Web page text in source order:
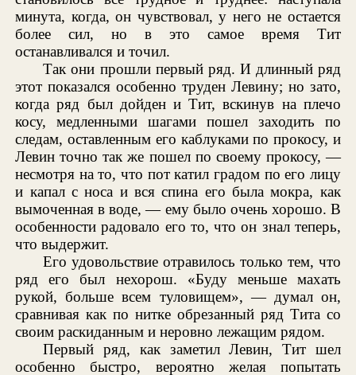
минута, когда, он чувствовал, у него не остается
более сил, но в это самое время Тит
останавливался и точил.
Так они прошли первый ряд. И длинный ряд
этот показался особенно труден Левину; но зато,
когда ряд был дойден и Тит, вскинув на плечо
косу, медленными шагами пошел заходить по
следам, оставленным его каблуками по прокосу, и
Левин точно так же пошел по своему прокосу, —
несмотря на то, что пот катил градом по его лицу
и капал с носа и вся спина его была мокра, как
вымоченная в воде, — ему было очень хорошо. В
особенности радовало его то, что он знал теперь,
что выдержит.
Его удовольствие отравилось только тем, что
ряд его был нехорош. «Буду меньше махать
рукой, больше всем туловищем», — думал он,
сравнивая как по нитке обрезанный ряд Тита со
своим раскиданным и неровно лежащим рядом.
Первый ряд, как заметил Левин, Тит шел
особенно быстро, вероятно желая попытать